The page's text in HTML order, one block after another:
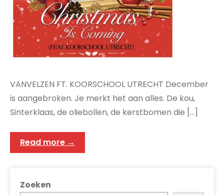
VANVELZEN FT. KOORSCHOOL UTRECHT December
is aangebroken. Je merkt het aan alles. De kou,
Sinterklaas, de oliebollen, de kerstbomen die […]
Read more →
Zoeken